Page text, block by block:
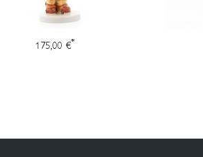
175,00 €*